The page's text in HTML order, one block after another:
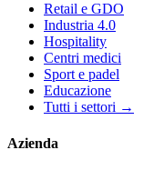
Retail e GDO
Industria 4.0
Hospitality
Centri medici
Sport e padel
Educazione
Tutti i settori →
Azienda